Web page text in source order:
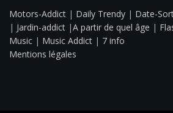
Motors-Addict | Daily Trendy | Date-
| Jardin-addict |A partir de quel âge |
Music | Music Addict | 7 info
Mentions légales